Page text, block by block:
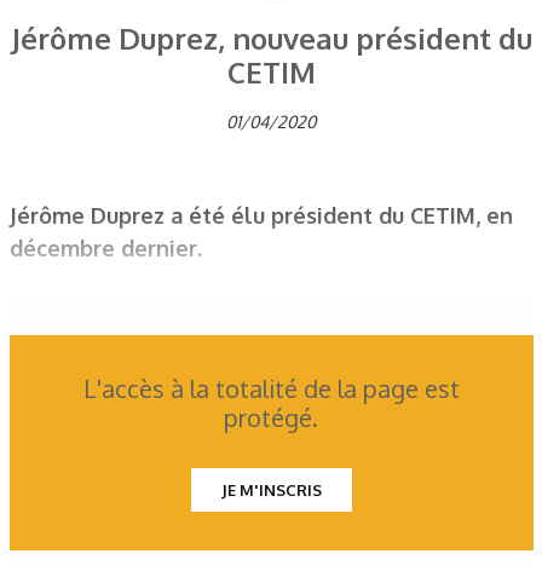
Jérôme Duprez, nouveau président du
CETIM
01/04/2020
Jérôme Duprez a été élu président du CETIM, en
décembre dernier.
L'accès à la totalité de la page est
protégé.
JE M'INSCRIS